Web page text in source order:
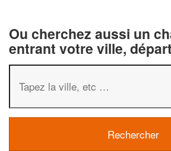
Ou cherchez aussi un
entrant votre ville,